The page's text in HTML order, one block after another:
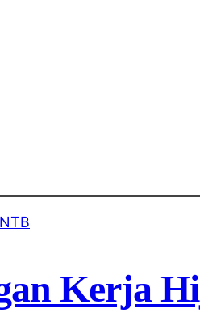
Kerja